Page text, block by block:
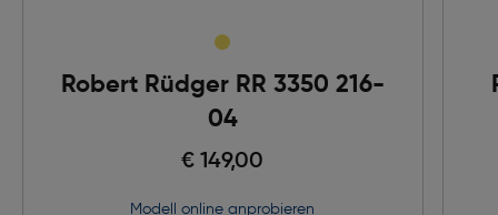
Robert Rüdger RR 3350 216-
04
€ 149,00
Modell online anprobieren